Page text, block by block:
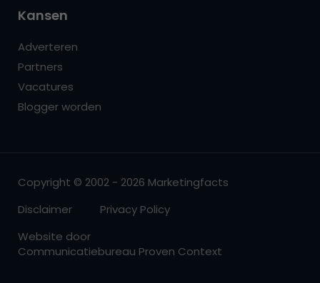
Kansen
Adverteren
Partners
Vacatures
Blogger worden
Copyright © 2002 - 2026 Marketingfacts
Disclaimer
Privacy Policy
Website door
Communicatiebureau Proven Context